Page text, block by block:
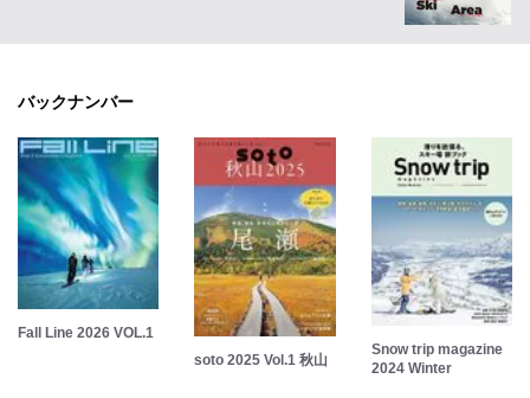
バックナンバー
Fall Line 2026 VOL.1
soto 2025 Vol.1 秋山
Snow trip magazine
2024 Winter